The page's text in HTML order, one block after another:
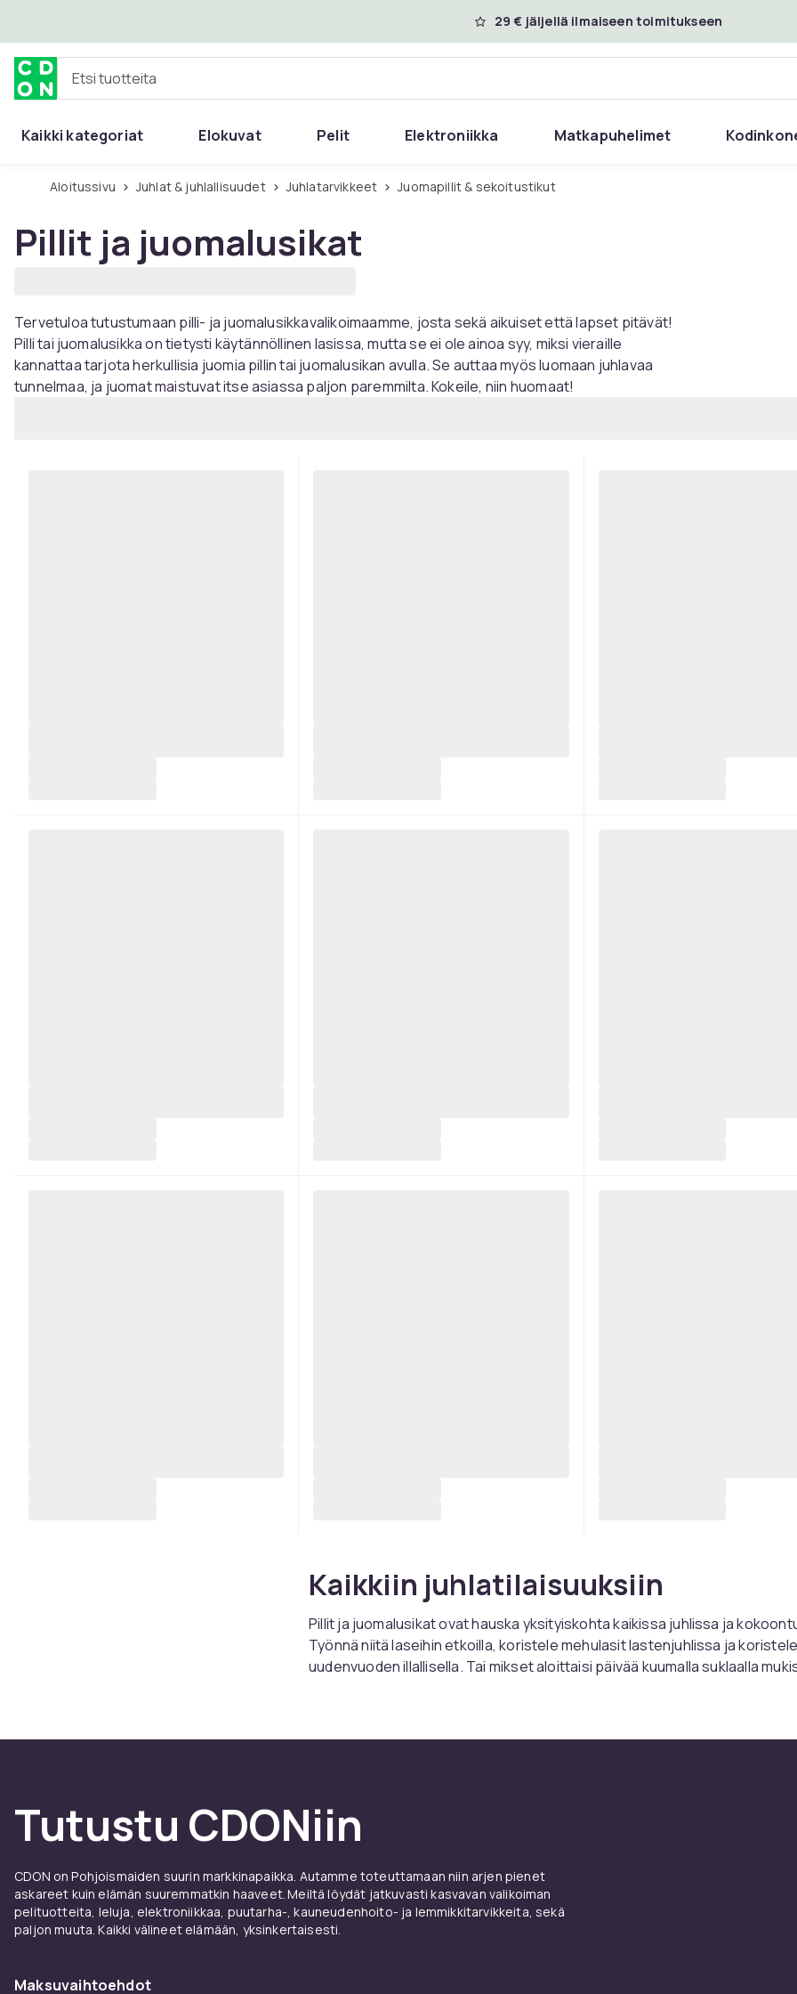
29 € jäljellä ilmaiseen toimitukseen
Etsi tuotteita
Kaikki kategoriat Elokuvat Pelit Elektroniikka Matkapuhelimet
Aloitussivu Juhlat & juhlallisuudet Juhlatarvikkeet Juomapillit & sekoitustikut
Pillit ja juomalusikat
Tervetuloa tutustumaan pilli- ja juomalusikkavalikoimaamme, josta sekä aikuiset että lapset pitävät!
Pilli tai juomalusikka on tietysti käytännöllinen lasissa, mutta se ei ole ainoa syy, miksi vieraille
kannattaa tarjota herkullisia juomia pillin tai juomalusikan avulla. Se auttaa myös luomaan juhlavaa
tunnelmaa, ja juomat maistuvat itse asiassa paljon paremmilta. Kokeile, niin huomaat!
Kaikkiin juhlatilaisuuksiin
Pillit ja juomalusikat ovat hauska yksityiskohta kaikissa juhlissa ja
Työnnä niitä laseihin etkoilla, koristele mehulasit lastenjuhlissa ja
uudenvuoden illallisella. Tai mikset aloittaisi päivää kuumalla suklaalla
valmistettu materiaaleista, kuten bambusta, ruostumattomasta
lasista ja paperista. Jos valitset esimerkiksi ruostumattomasta teräksestä
käyttää niitä useita kertoja. Joskus pakkauksessa on jopa pieni pilliharja
helppoa puhdistusta varten.
Jos suunnittelet ylellisiä juhlia tai illallista, lasisten tai ruostumattomasta
Tutustu CDONiin
CDON on Pohjoismaiden suurin markkinapaikka. Autamme toteuttamaan niin arjen pienet
askareet kuin elämän suuremmatkin haaveet. Meiltä löydät jatkuvasti kasvavan valikoiman
pelituotteita, leluja, elektroniikkaa, puutarha-, kauneudenhoito- ja lemmikkitarvikkeita, sekä
paljon muuta. Kaikki välineet elämään, yksinkertaisesti.
Maksuvaihtoehdot